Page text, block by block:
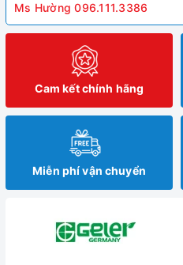
Ms Hường 096.111.3386
Cam kết chính hãng
Miễn phí vận chuyển